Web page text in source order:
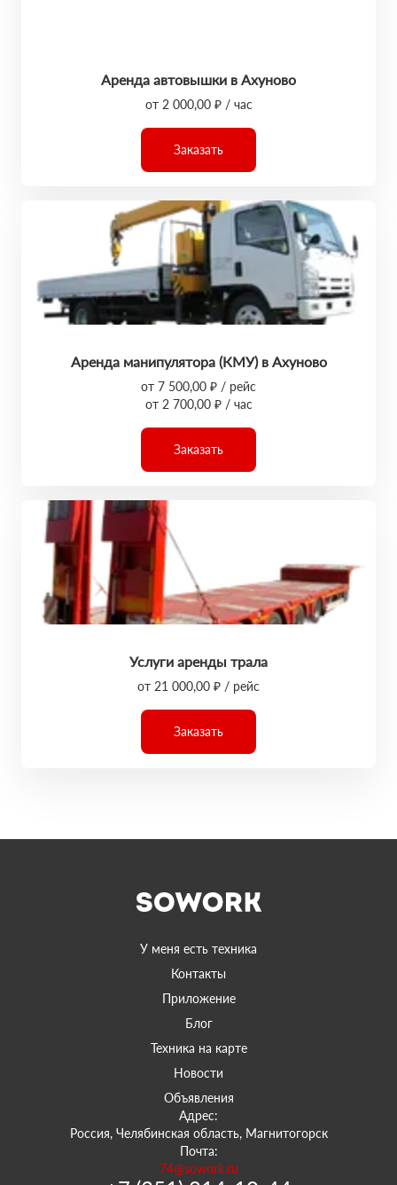
Аренда автовышки в Ахуново
от 2 000,00 ₽ / час
Заказать
Аренда манипулятора (КМУ) в Ахуново
от 7 500,00 ₽ / рейс
от 2 700,00 ₽ / час
Заказать
Услуги аренды трала
от 21 000,00 ₽ / рейс
Заказать
У меня есть техника
Контакты
Приложение
Блог
Техника на карте
Новости
Объявления
Адрес:
Россия, Челябинская область, Магнитогорск
Почта:
74@sowork.ru